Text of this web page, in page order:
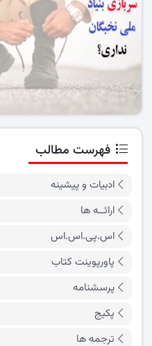
فهرست مطالب
ادبیات و پیشینه
ارائــه ها
اس.پی.اس.اس
پاورپوینت کتاب
پرسشنامه
پکیج
ترجمه ها